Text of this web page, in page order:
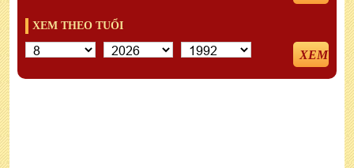
XEM THEO TUỔI
XEM